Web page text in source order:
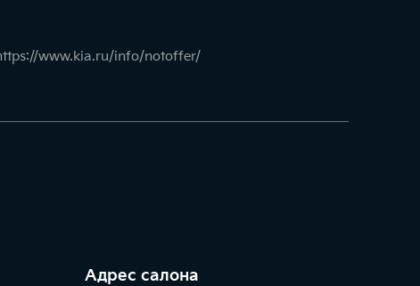
www.kia.ru/info/notoffer/
Адрес салонa